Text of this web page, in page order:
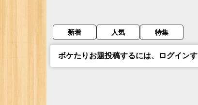
新着 人気 特集
ボケたりお題投稿するには、ログイン